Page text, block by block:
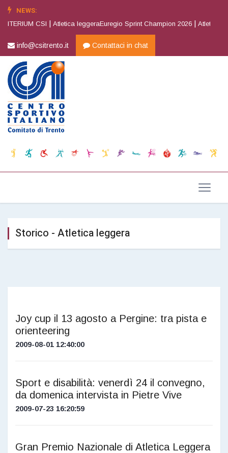
NEWS:
CSI |Atletica leggeraEuregio Sprint Champion 2026 |Atletica
info@csitrento.it Contattaci in chat
Storico - Atletica leggera
Joy cup il 13 agosto a Pergine: tra pista e
orienteering
2009-08-01 12:40:00
Sport e disabilità: venerdì 24 il convegno,
da domenica intervista in Pietre Vive
2009-07-23 16:20:59
Gran Premio Nazionale di Atletica Leggera